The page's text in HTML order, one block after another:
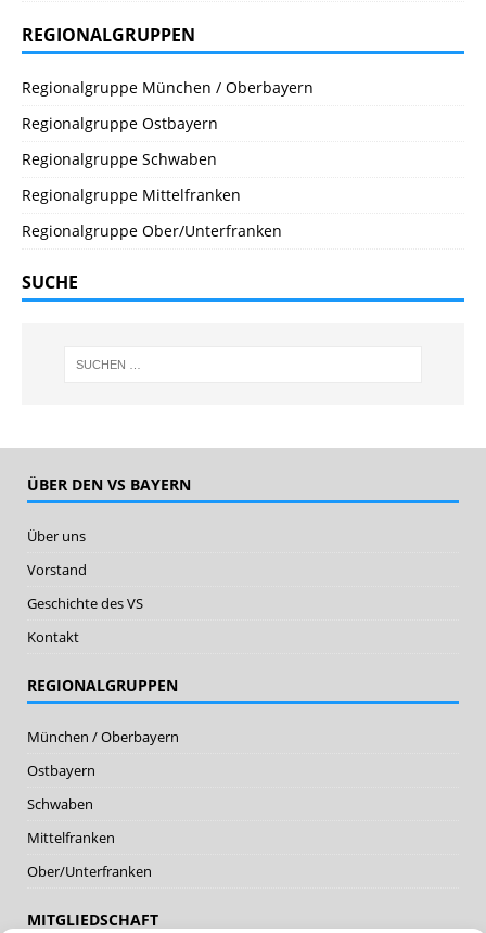
REGIONALGRUPPEN
Regionalgruppe München / Oberbayern
Regionalgruppe Ostbayern
Regionalgruppe Schwaben
Regionalgruppe Mittelfranken
Regionalgruppe Ober/Unterfranken
SUCHE
ÜBER DEN VS BAYERN
Über uns
Vorstand
Geschichte des VS
Kontakt
REGIONALGRUPPEN
München / Oberbayern
Ostbayern
Schwaben
Mittelfranken
Ober/Unterfranken
MITGLIEDSCHAFT